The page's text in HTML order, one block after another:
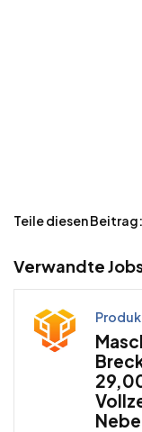
Teile diesen Beitrag:
Verwandte